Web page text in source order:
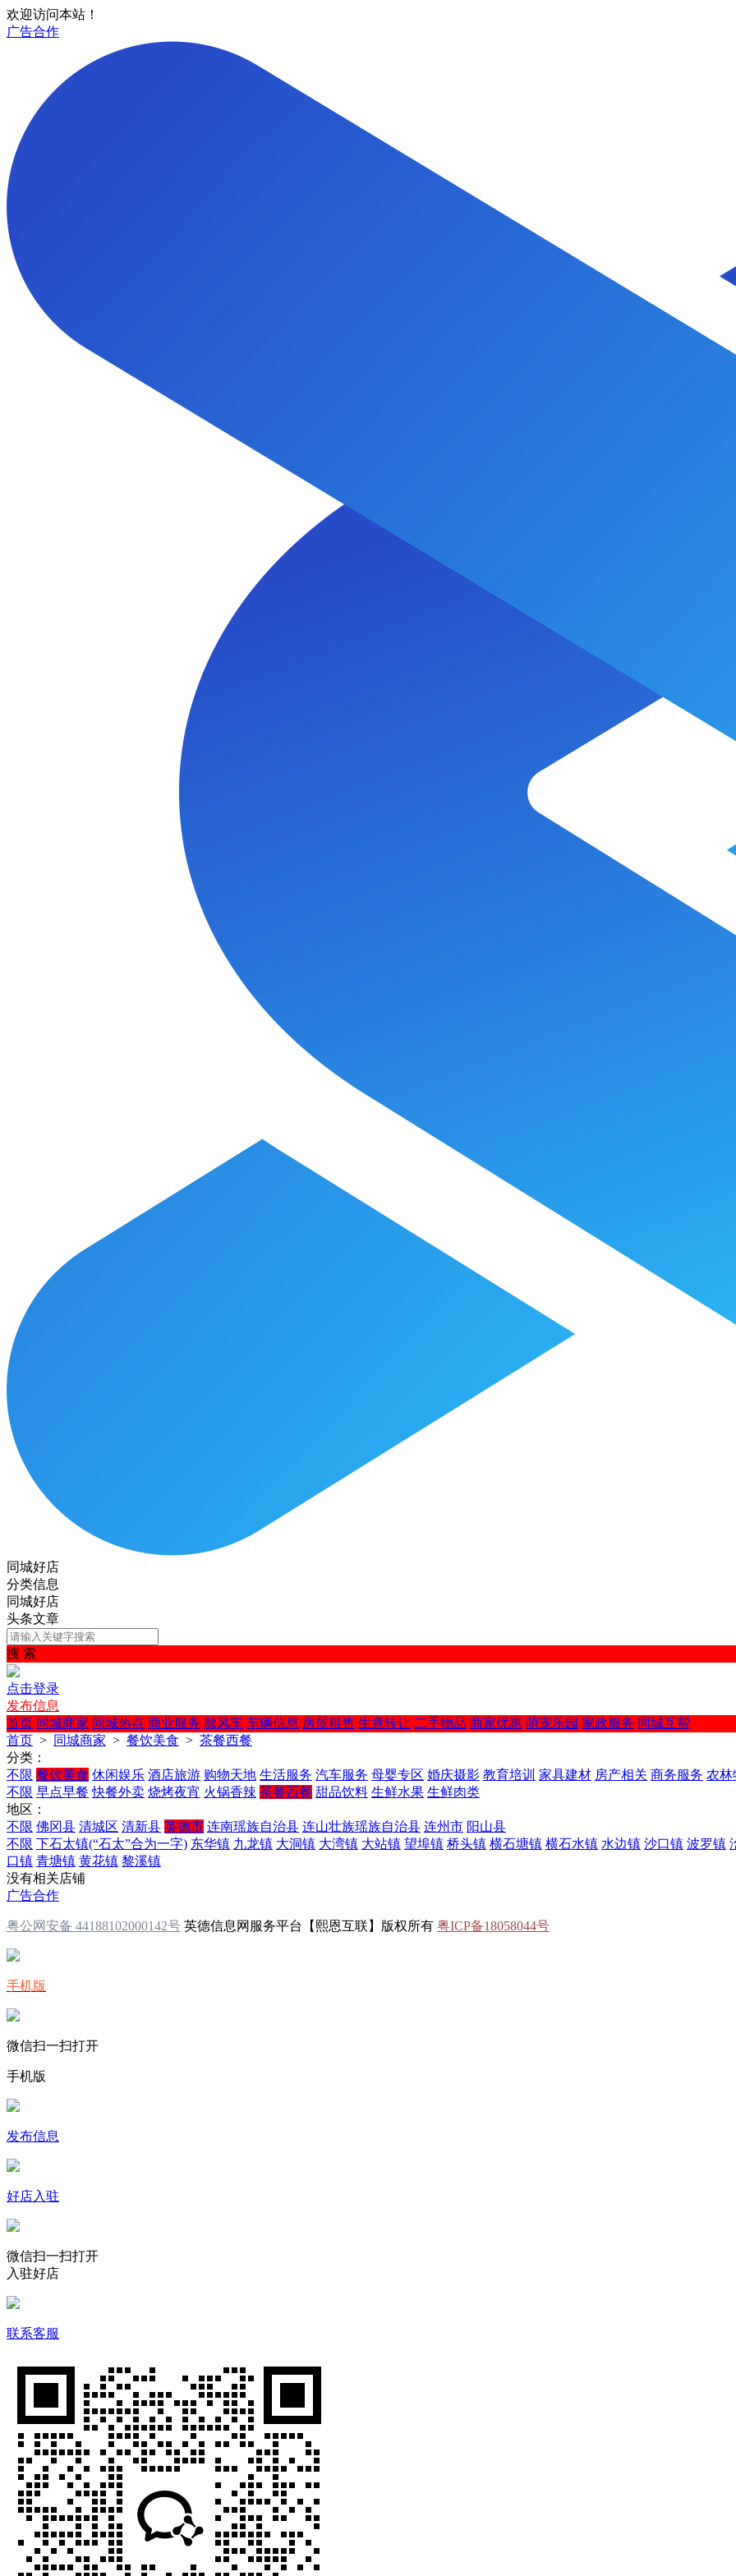
欢迎访问本站！
广告合作
同城好店
分类信息
同城好店
头条文章
搜 索
点击登录
发布信息
首页 同城商家 同城热点 商业服务 顺风车 车辆信息 房屋租售 生意转让 二手物品 商家优惠 萌宠乐园 家政服务 同城互帮
首页 > 同城商家 > 餐饮美食 > 茶餐西餐
分类：
不限 餐饮美食 休闲娱乐 酒店旅游 购物天地 生活服务 汽车服务 母婴专区 婚庆摄影 教育培训 家具建材 房产相关 商务服务 农林
不限 早点早餐 快餐外卖 烧烤夜宵 火锅香辣 茶餐西餐 甜品饮料 生鲜水果 生鲜肉类
地区：
不限 佛冈县 清城区 清新县 英德市 连南瑶族自治县 连山壮族瑶族自治县 连州市 阳山县
不限 下石太镇(“石太”合为一字) 东华镇 九龙镇 大洞镇 大湾镇 大站镇 望埠镇 桥头镇 横石塘镇 横石水镇 水边镇 沙口镇 波罗镇
口镇 青塘镇 黄花镇 黎溪镇
没有相关店铺
广告合作
粤公网安备 44188102000142号 英德信息网服务平台【熙恩互联】版权所有 粤ICP备18058044号
手机版
微信扫一扫打开
手机版
发布信息
好店入驻
微信扫一扫打开
入驻好店
联系客服